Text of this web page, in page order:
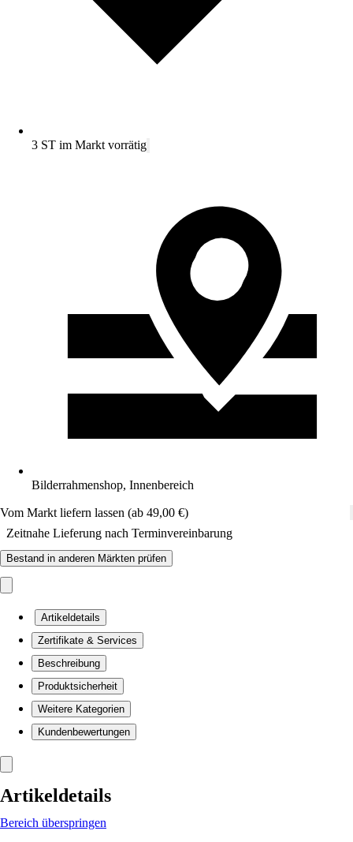
3 ST im Markt vorrätig
Bilderrahmenshop, Innenbereich
Vom Markt liefern lassen (ab 49,00 €)
Zeitnahe Lieferung nach Terminvereinbarung
Bestand in anderen Märkten prüfen
Artikeldetails
Zertifikate & Services
Beschreibung
Produktsicherheit
Weitere Kategorien
Kundenbewertungen
Artikeldetails
Bereich überspringen